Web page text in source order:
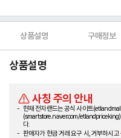
상품설명 구매정보
상품설명
사칭 주의 안내
현재 전자랜드는 공식 사이트
(smartstore.naver.com/
다.
판매자가 현금 거래 요구 시, 거부하시고